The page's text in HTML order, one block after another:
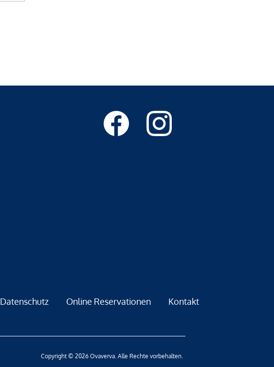
Datenschutz Online Reservationen Kontakt
Copyright © 2026 Ovaverva. Alle Rechte vorbehalten.